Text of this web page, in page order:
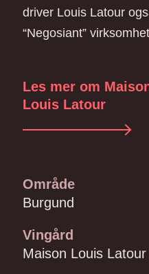
driver Louis Latour
“Negosiant”
Les mer om
Louis Latour
Område
Burgund
Vingård
Maison Louis Latour